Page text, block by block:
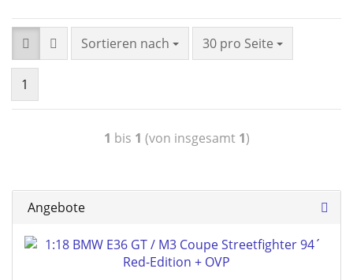
Sortieren nach 30 pro Seite
1
1 bis 1 (von insgesamt 1)
Angebote